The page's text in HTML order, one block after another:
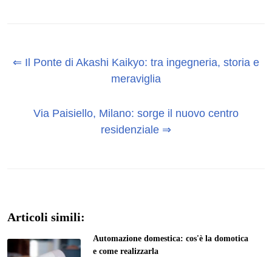
⇐ Il Ponte di Akashi Kaikyo: tra ingegneria, storia e
meraviglia
Via Paisiello, Milano: sorge il nuovo centro
residenziale ⇒
Articoli simili:
Automazione domestica: cos'è la domotica
e come realizzarla